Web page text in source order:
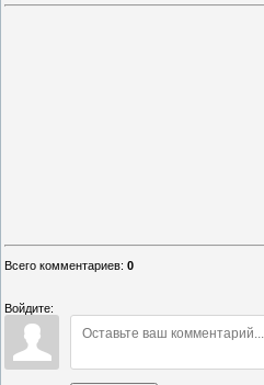
Всего комментариев: 0
Войдите: